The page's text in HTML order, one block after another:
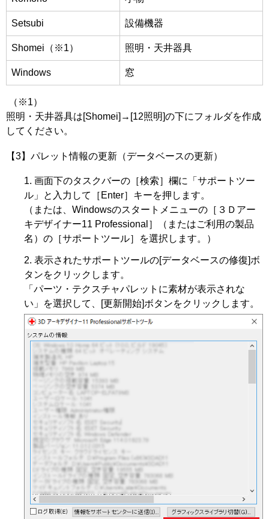
Setsubi 設備機器
Shomei（※1） 照明・天井器具
Windows 窓
（※1）
照明・天井器具は[Shomei]→[12照明]の下にフォルダを作成
してください。
【3】パレット情報の更新（データベースの更新）
画面下のタスクバーの［検索］欄に「サポートツー
ル」と入力して［Enter］キーを押します。
（または、Windowsのスタートメニューの［３Ｄアー
キデザイナー11 Professional］（またはご利用の製品
名）の［サポートツール］を選択します。）
表示されたサポートツールの[データベースの修復]ボ
タンをクリックします。
「パーツ・テクスチャパレットに素材が表示されな
い」を選択して、[更新開始]ボタンをクリックします。